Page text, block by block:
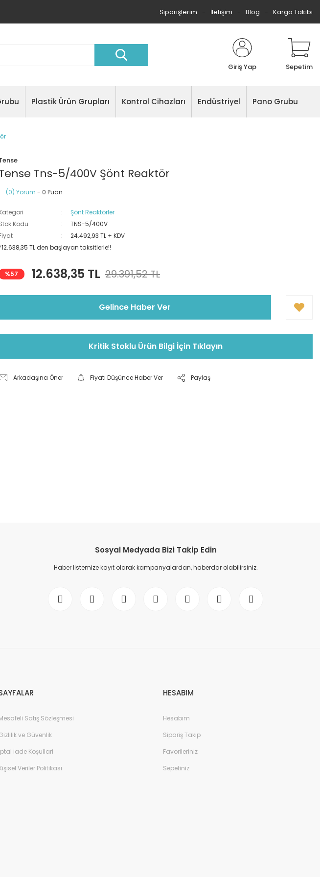
Siparişlerim İletişim Blog Kargo Takibi
Giriş Yap Sepetim
Plastik Ürün Grupları Kontrol Cihazları Endüstriyel Pano Grubu
Tns-5/400V Şönt Reaktör
(0) Yorum - 0 Puan
Şönt Reaktörler
Kodu
TNS-5/400V
24.492,93 TL + KDV
TL den başlayan taksitlerle!!
%57 12.638,35 TL 29.391,52 TL
Gelince Haber Ver
Kritik Stoklu Ürün Bilgi İçin Tıklayın
Arkadaşına Öner Fiyatı Düşünce Haber Ver Paylaş
Sosyal Medyada Bizi Takip Edin
Haber listemize kayıt olarak kampanyalardan, haberdar olabilirsiniz.
Satış Sözleşmesi
ve Güvenlik
İade Koşullari
Veriler Politikası
HESABIM
Hesabım
Sipariş Takip
Favorileriniz
Sepetiniz